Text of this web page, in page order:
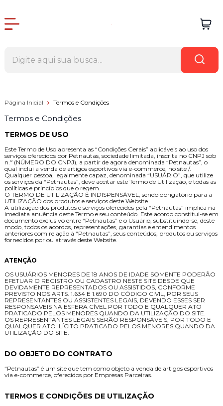
Página Inicial Termos e Condições
Termos e Condições
TERMOS DE USO
Este Termo de Uso apresenta as “Condições Gerais” aplicáveis ao uso dos
serviços oferecidos por Petnautas, sociedade limitada, inscrita no CNPJ sob
n.º (NÚMERO DO CNPJ), a partir de agora denominada “Petnautas”, o
qual inclui a venda de artigos esportivos via e-commerce, no site /.
Qualquer pessoa, legalmente capaz, denominada “USUÁRIO”, que utilize
os serviços da “Petnautas”, deve aceitar este Termo de Utilização, e todas as
políticas e princípios que o regem.
O TERMO DE UTILIZAÇÃO É INDISPENSÁVEL, sendo obrigatório para a
UTILIZAÇÃO dos produtos e serviços deste Website.
A utilização dos produtos e serviços oferecidos pela “Petnautas” implica na
imediata anuência deste Termo e seu conteúdo. Este acordo constitui-se em
documento exclusivo entre “Petnautas” e o Usuário, substituindo-se, deste
modo, todos os acordos, representações, garantias e entendimentos
anteriores com relação à “Petnautas”, seus conteúdos, produtos ou serviços
fornecidos por ou através deste Website.
ATENÇÃO
OS USUÁRIOS MENORES DE 18 ANOS DE IDADE SOMENTE PODERÃO
EFETUAR O REGISTRO OU CADASTRO NESTE SITE DESDE QUE
DEVIDAMENTE REPRESENTADOS OU ASSISTIDOS, CONFORME
PREVISTO NOS ARTS. 1.634 E 1.690 DO CÓDIGO CIVIL, POR SEUS
REPRESENTANTES OU ASSISTENTES LEGAIS, DEVENDO ESSES SER
RESPONSAVEIS NA ESFERA CÍVEL POR TODO E QUALQUER ATO
PRATICADO PELOS MENORES QUANDO DA UTILIZAÇÃO DO SITE.
OS REPRESENTANTES LEGAIS SERÃO RESPONSÁVEIS, POR TODO E
QUALQUER ATO ILÍCITO PRATICADO PELOS MENORES QUANDO DA
UTILIZAÇÃO DO SITE.
DO OBJETO DO CONTRATO
“Petnautas” é um site que tem como objeto a venda de artigos esportivos
via e-commerce, oferecidos por Empresas Parceiras.
TERMOS E CONDIÇÕES DE UTILIZAÇÃO